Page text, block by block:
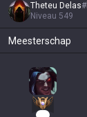
Theteu Delas#
Niveau 549
Meesterschap